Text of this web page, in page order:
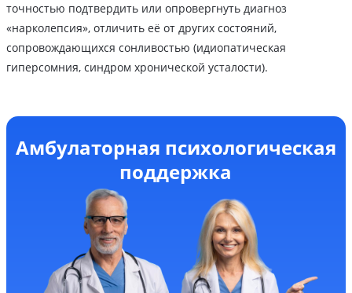
точностью подтвердить или опровергнуть диагноз
«нарколепсия», отличить её от других состояний,
сопровождающихся сонливостью (идиопатическая
гиперсомния, синдром хронической усталости).
Амбулаторная психологическая
поддержка